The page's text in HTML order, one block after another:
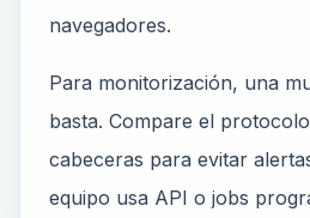
navegadores.
Para monitorización, una
basta. Compare el
cabeceras para evitar
equipo usa API o jobs